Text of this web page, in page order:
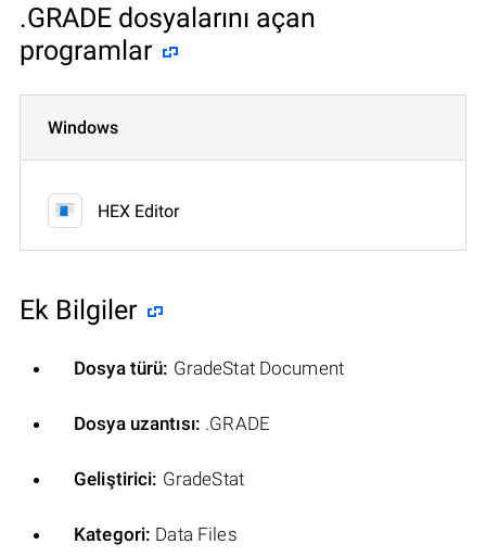
.GRADE dosyalarını açan
programlar
Windows
HEX Editor
Ek Bilgiler
Dosya türü: GradeStat Document
Dosya uzantısı: .GRADE
Geliştirici: GradeStat
Kategori: Data Files